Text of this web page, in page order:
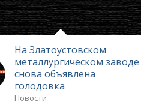
На Златоустовском
металлургическом заводе
снова объявлена
голодовка
Новости